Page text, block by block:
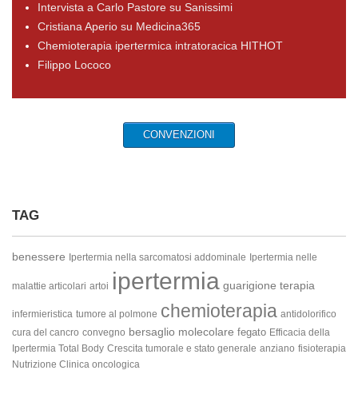
Intervista a Carlo Pastore su Sanissimi
Cristiana Aperio su Medicina365
Chemioterapia ipertermica intratoracica HITHOT
Filippo Lococo
CONVENZIONI
TAG
benessere Ipertermia nella sarcomatosi addominale Ipertermia nelle
malattie articolari artoi ipertermia guarigione terapia
infermieristica tumore al polmone chemioterapia antidolorifico
cura del cancro convegno bersaglio molecolare fegato Efficacia della
Ipertermia Total Body Crescita tumorale e stato generale anziano fisioterapia
Nutrizione Clinica oncologica